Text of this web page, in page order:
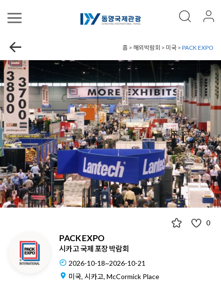
홈 > 해외박람회 > 미국 > PACK EXPO
0
PACK EXPO
시카고 국제 포장 박람회
2026-10-18~2026-10-21
미국, 시카고, McCormick Place